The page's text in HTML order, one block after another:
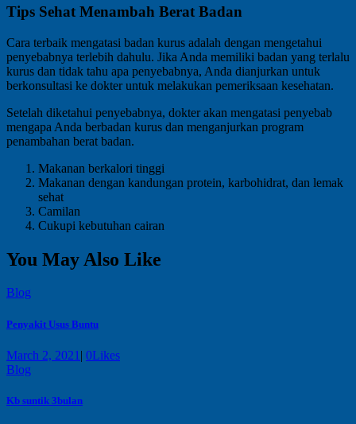
Tips Sehat Menambah Berat Badan
Cara terbaik mengatasi badan kurus adalah dengan mengetahui
penyebabnya terlebih dahulu. Jika Anda memiliki badan yang terlalu
kurus dan tidak tahu apa penyebabnya, Anda dianjurkan untuk
berkonsultasi ke dokter untuk melakukan pemeriksaan kesehatan.
Setelah diketahui penyebabnya, dokter akan mengatasi penyebab
mengapa Anda berbadan kurus dan menganjurkan program
penambahan berat badan.
Makanan berkalori tinggi
Makanan dengan kandungan protein, karbohidrat, dan lemak
sehat
Camilan
Cukupi kebutuhan cairan
You May Also Like
Blog
Penyakit Usus Buntu
March 2, 2021 | 0Likes
Blog
Kb suntik 3bulan